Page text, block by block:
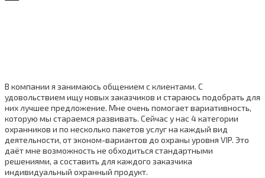
В компании я занимаюсь общением с клиентами. С
удовольствием ищу новых заказчиков и стараюсь подобрать для
них лучшее предложение. Мне очень помогает вариативность,
которую мы стараемся развивать. Сейчас у нас 4 категории
охранников и по несколько пакетов услуг на каждый вид
деятельности, от эконом-вариантов до охраны уровня VIP. Это
даёт мне возможность не обходиться стандартными
решениями, а составить для каждого заказчика
индивидуальный охранный продукт.